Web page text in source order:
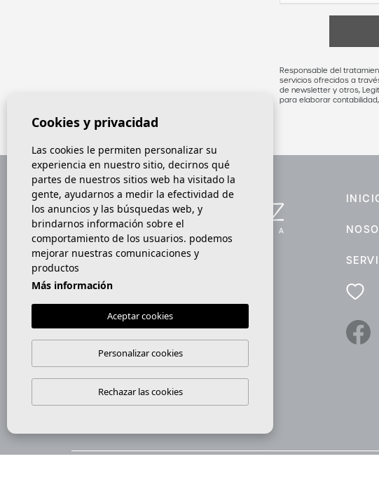
Responsable del
servicios ofrecidos a
de newsletter y otros,
para elaborar contabilidad,
RAICV:
2209
API Nº:
000653
Cookies y privacidad
Las cookies le permiten personalizar su
experiencia en nuestro sitio, decirnos qué
partes de nuestros sitios web ha visitado la
gente, ayudarnos a medir la efectividad de
los anuncios y las búsquedas web, y
brindarnos información sobre el
comportamiento de los usuarios. podemos
mejorar nuestras comunicaciones y
productos
Más información
Aceptar cookies
Personalizar cookies
Rechazar las cookies